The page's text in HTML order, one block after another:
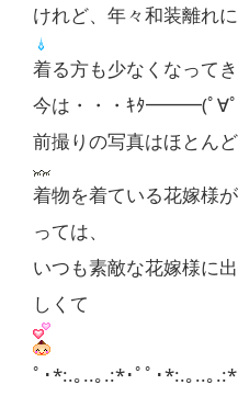
けれど、年々和装離れ
着る方も少なくなって
今は・・・ｷﾀ━━━(ﾟ
前撮りの写真はほとん
着物を着ている花嫁様
っては、
いつも素敵な花嫁様に
しくて
ﾟ･*:.｡..｡.:*･ﾟﾟ･*:.｡..｡